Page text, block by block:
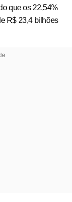
que os 22,54%
R$ 23,4 bilhões